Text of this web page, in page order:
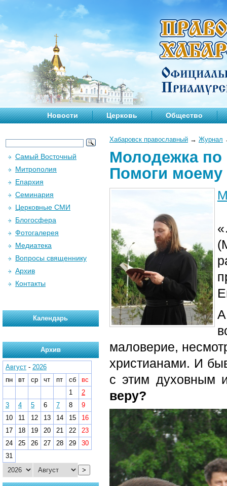
Новости Церковь Общество
Хабаровск православный → Журнал
Молодежка
Помоги
маловерие,
христианами. И
с этим духовным
веру?
Самый Восточный
Митрополия
Епархия
Семинария
Церковные СМИ
Блогосфера
Фотогалерея
Медиатека
Вопросы священнику
Архив
Контакты
Календарь
Архив
Август - 2026
пн
вт ср чт пт сб
вс
1
2
3
4 5 6 7 8
9
10
11 12 13 14 15
16
17
18 19 20 21 22
23
24
25 26 27 28 29
30
31
>